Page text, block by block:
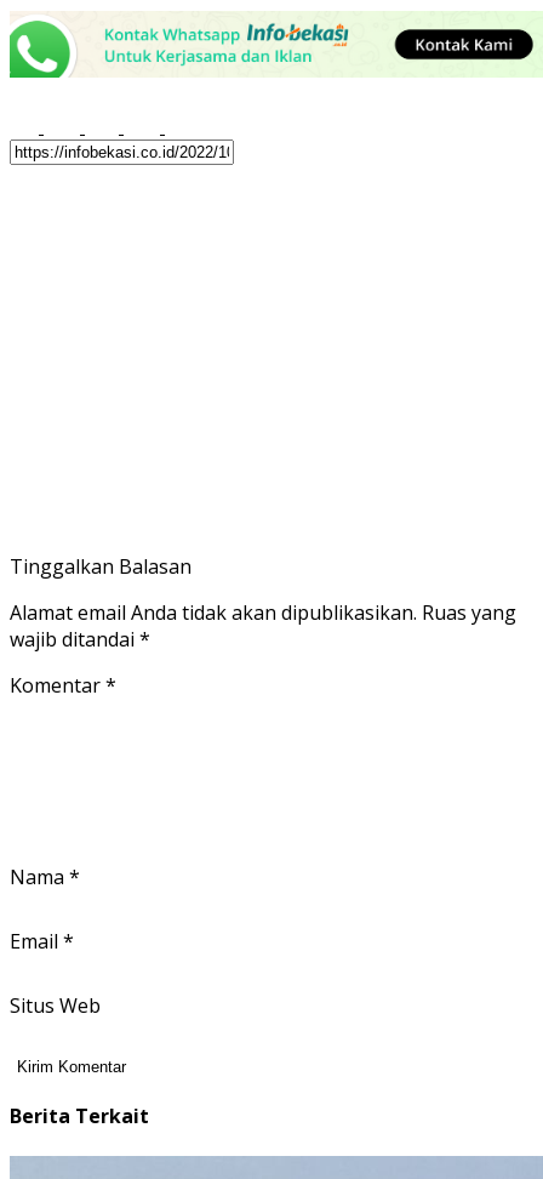
Tinggalkan Balasan
Alamat email Anda tidak akan dipublikasikan. Ruas yang
wajib ditandai *
Komentar*
Nama *
Email *
Situs Web
Berita Terkait